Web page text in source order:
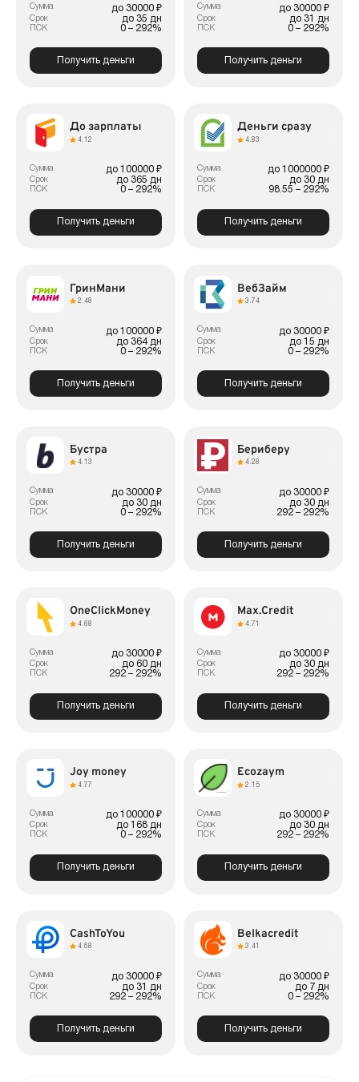
Сумма до 30000 ₽
Срок до 35 дн
ПСК 0 – 292%
Получить деньги
Сумма до 30000 ₽
Срок до 31 дн
ПСК 0 – 292%
Получить деньги
До зарплаты
4.12
Сумма до 100000 ₽
Срок до 365 дн
ПСК 0 – 292%
Получить деньги
Деньги сразу
4.83
Сумма до 1000000 ₽
Срок до 30 дн
ПСК 98.55 – 292%
Получить деньги
ГринМани
2.48
Сумма до 100000 ₽
Срок до 364 дн
ПСК 0 – 292%
Получить деньги
ВебЗайм
3.74
Сумма до 30000 ₽
Срок до 15 дн
ПСК 0 – 292%
Получить деньги
Бустра
4.13
Сумма до 30000 ₽
Срок до 30 дн
ПСК 0 – 292%
Получить деньги
Бериберу
4.28
Сумма до 30000 ₽
Срок до 30 дн
ПСК 292 – 292%
Получить деньги
OneClickMoney
4.68
Сумма до 30000 ₽
Срок до 60 дн
ПСК 292 – 292%
Получить деньги
Max.Credit
4.71
Сумма до 30000 ₽
Срок до 30 дн
ПСК 292 – 292%
Получить деньги
Joy money
4.77
Сумма до 100000 ₽
Срок до 168 дн
ПСК 0 – 292%
Получить деньги
Ecozaym
2.15
Сумма до 30000 ₽
Срок до 30 дн
ПСК 292 – 292%
Получить деньги
CashToYou
4.68
Сумма до 30000 ₽
Срок до 31 дн
ПСК 292 – 292%
Получить деньги
Belkacredit
3.41
Сумма до 30000 ₽
Срок до 7 дн
ПСК 0 – 292%
Получить деньги